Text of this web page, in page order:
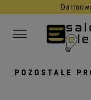
POZOSTAŁE